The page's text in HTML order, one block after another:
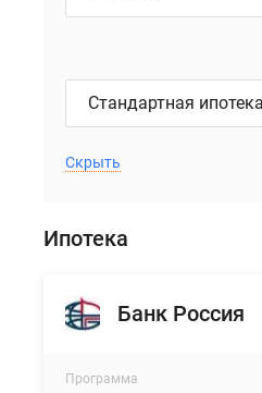
Стандартная ипотека
Скрыть
Ипотека
Банк Россия
Программа